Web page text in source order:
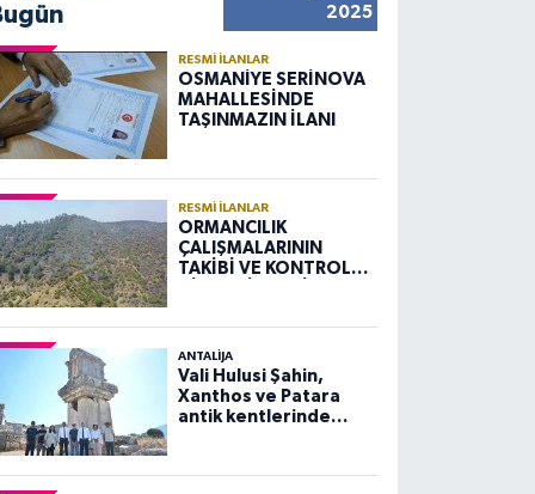
2025
RESMI İLANLAR
OSMANİYE SERİNOVA
MAHALLESİNDE
TAŞINMAZIN İLANI
RESMI İLANLAR
ORMANCILIK
ÇALIŞMALARININ
TAKİBİ VE KONTROLÜ
ANTALIJA
Vali Hulusi Şahin,
Xanthos ve Patara
antik kentlerinde